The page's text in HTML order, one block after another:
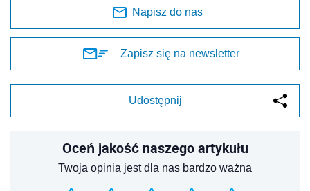
Napisz do nas
Zapisz się na newsletter
Udostępnij
Oceń jakość naszego artykułu
Twoja opinia jest dla nas bardzo ważna